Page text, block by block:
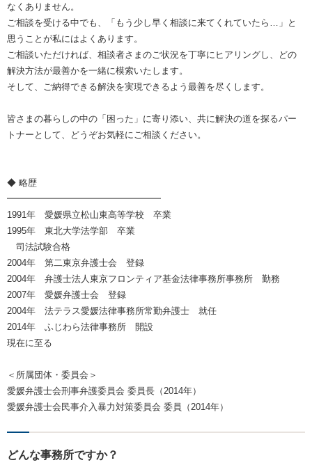
なくありません。
ご相談を受ける中でも、「もう少し早く相談に来てくれていたら…」と
思うことが私にはよくあります。
ご相談いただければ、相談者さまのご状況を丁寧にヒアリングし、どの
解決方法が最善かを一緒に模索いたします。
そして、ご納得できる解決を実現できるよう最善を尽くします。
皆さまの暮らしの中の「困った」に寄り添い、共に解決の道を探るパー
トナーとして、どうぞお気軽にご相談ください。
◆ 略歴
━━━━━━━━━━━━━━━━━
1991年 愛媛県立松山東高等学校 卒業
1995年 東北大学法学部 卒業
司法試験合格
2004年 第二東京弁護士会 登録
2004年 弁護士法人東京フロンティア基金法律事務所事務所 勤務
2007年 愛媛弁護士会 登録
2004年 法テラス愛媛法律事務所常勤弁護士 就任
2014年 ふじわら法律事務所 開設
現在に至る
＜所属団体・委員会＞
愛媛弁護士会刑事弁護委員会 委員長（2014年）
愛媛弁護士会民事介入暴力対策委員会 委員（2014年）
どんな事務所ですか？